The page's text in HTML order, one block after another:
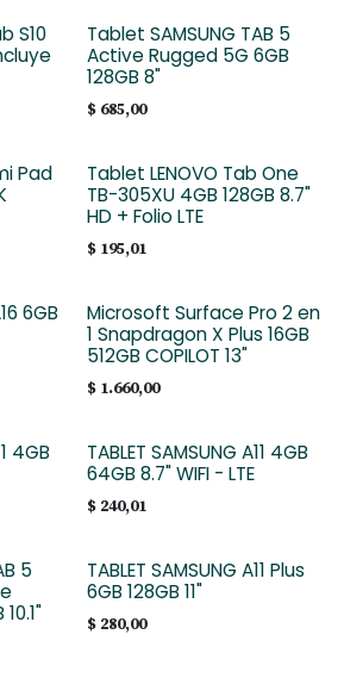
S10
Tablet SAMSUNG TAB 5
Active Rugged 5G 6GB
128GB 8"
$ 685,00
Pad
Tablet LENOVO Tab One
TB-305XU 4GB 128GB 8.7"
HD + Folio LTE
$ 195,01
6GB
Microsoft Surface Pro 2 en
1 Snapdragon X Plus 16GB
512GB COPILOT 13"
$ 1.660,00
4GB
TABLET SAMSUNG A11 4GB
64GB 8.7" WIFI - LTE
$ 240,01
5
TABLET SAMSUNG A11 Plus
6GB 128GB 11"
$ 280,00